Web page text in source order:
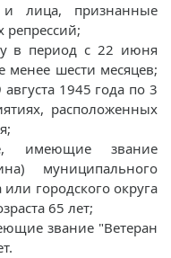
лица, признанные
репрессий;
в период с 22 июня
менее шести месяцев;
1945 года по 3
расположенных
имеющие звание
муниципального
городского округа
65 лет;
звание "Ветеран